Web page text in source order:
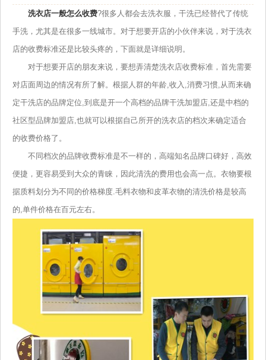
洗衣店一般怎么收费?很多人都会去洗衣服，干洗已经替代了传统
手洗，尤其是在很多一线城市。对于想要开店的小伙伴来说，对于洗衣
店的收费标准还是比较头疼的，下面就是详细说明。
对于想要开店的朋友来说，要想弄清楚洗衣店收费标准，首先需要
对店面周边的情况有所了解。根据人群的年龄,收入,消费习惯,从而来确
定干洗店的品牌定位,到底是开一个高档的品牌干洗加盟店,还是中档的
社区型品牌加盟店,也就可以根据自己所开的洗衣店的档次来确定适合
的收费价格了。
不同档次的品牌收费标准是不一样的，高端知名品牌口碑好，高效
便捷，更容易受到大众的青睐，因此清洗的费用也会高一点。衣物要根
据质料划分为不同的价格梯度.毛料衣物和皮革衣物的清洗价格是较高
的,单件价格在百元左右。